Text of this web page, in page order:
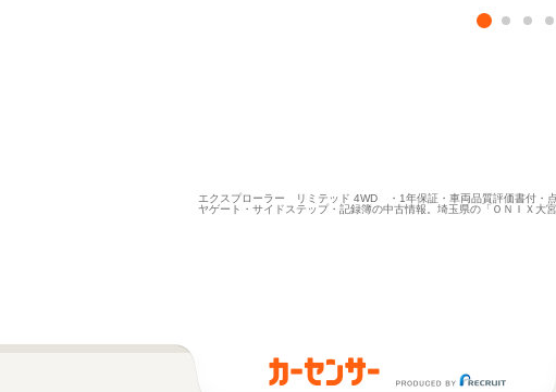
エクスプローラー リミテッド 4WD ・1年保証・車両品質評価書付・
ヤゲート・サイドステップ・記録簿の中古情報。埼玉県の「ＯＮＩＸ大